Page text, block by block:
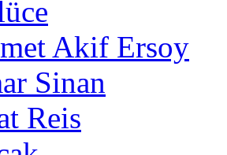
Akif Ersoy
Sinan
Reis